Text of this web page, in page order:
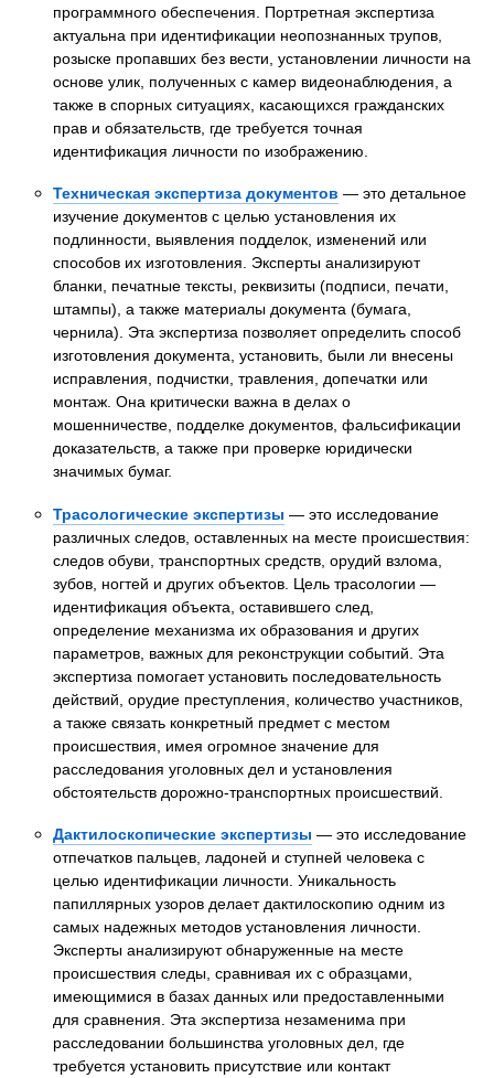
программного обеспечения. Портретная экспертиза
актуальна при идентификации неопознанных трупов,
розыске пропавших без вести, установлении личности на
основе улик, полученных с камер видеонаблюдения, а
также в спорных ситуациях, касающихся гражданских
прав и обязательств, где требуется точная
идентификация личности по изображению.
Техническая экспертиза документов — это детальное
изучение документов с целью установления их
подлинности, выявления подделок, изменений или
способов их изготовления. Эксперты анализируют
бланки, печатные тексты, реквизиты (подписи, печати,
штампы), а также материалы документа (бумага,
чернила). Эта экспертиза позволяет определить способ
изготовления документа, установить, были ли внесены
исправления, подчистки, травления, допечатки или
монтаж. Она критически важна в делах о
мошенничестве, подделке документов, фальсификации
доказательств, а также при проверке юридически
значимых бумаг.
Трасологические экспертизы — это исследование
различных следов, оставленных на месте происшествия:
следов обуви, транспортных средств, орудий взлома,
зубов, ногтей и других объектов. Цель трасологии —
идентификация объекта, оставившего след,
определение механизма их образования и других
параметров, важных для реконструкции событий. Эта
экспертиза помогает установить последовательность
действий, орудие преступления, количество участников,
а также связать конкретный предмет с местом
происшествия, имея огромное значение для
расследования уголовных дел и установления
обстоятельств дорожно-транспортных происшествий.
Дактилоскопические экспертизы — это исследование
отпечатков пальцев, ладоней и ступней человека с
целью идентификации личности. Уникальность
папиллярных узоров делает дактилоскопию одним из
самых надежных методов установления личности.
Эксперты анализируют обнаруженные на месте
происшествия следы, сравнивая их с образцами,
имеющимися в базах данных или предоставленными
для сравнения. Эта экспертиза незаменима при
расследовании большинства уголовных дел, где
требуется установить присутствие или контакт